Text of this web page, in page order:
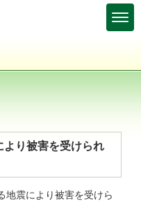
より被害を受けられ
地震により被害を受けら